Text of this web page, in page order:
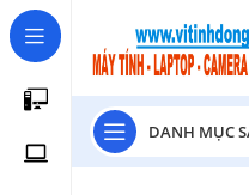
DANH MỤC